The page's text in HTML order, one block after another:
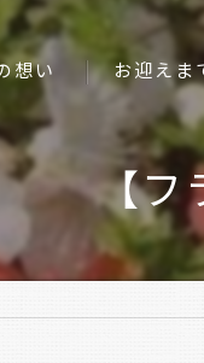
想い お迎えま
【フ